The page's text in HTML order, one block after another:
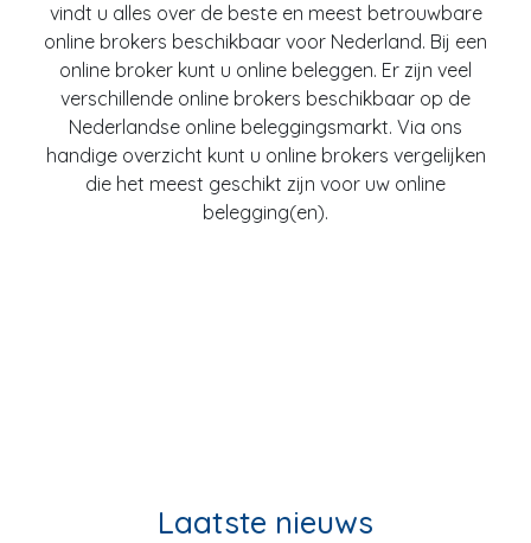
vindt u alles over de beste en meest betrouwbare
online brokers beschikbaar voor Nederland. Bij een
online broker kunt u online beleggen. Er zijn veel
verschillende online brokers beschikbaar op de
Nederlandse online beleggingsmarkt. Via ons
handige overzicht kunt u online brokers vergelijken
die het meest geschikt zijn voor uw online
belegging(en).
Laatste nieuws